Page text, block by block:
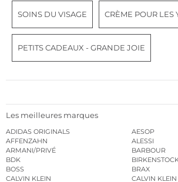
SOINS DU VISAGE CRÈME POUR LES
PETITS CADEAUX - GRANDE JOIE
Les meilleures marques
ADIDAS ORIGINALS
AESOP
AFFENZAHN
ALESSI
ARMANI/PRIVÉ
BARBOUR
BDK
BOSS
BRAX
CALVIN KLEIN
CALVIN